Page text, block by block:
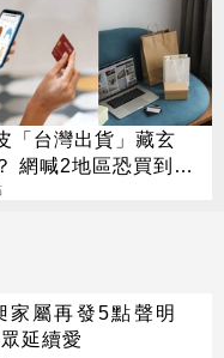
「台灣出貨」藏玄
網喊2地區恐買到假
家揭真相
家屬再發5點聲明
延續愛